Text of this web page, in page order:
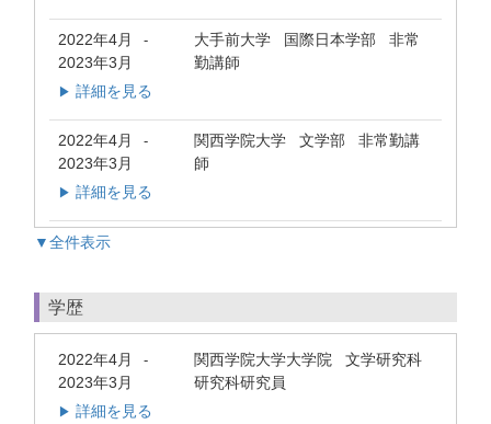
2022年4月 -
2023年3月
大手前大学 国際日本学部 非常
勤講師
▶ 詳細を見る
2022年4月 -
2023年3月
関西学院大学 文学部 非常勤講
師
▶ 詳細を見る
▼全件表示
学歴
2022年4月 -
2023年3月
関西学院大学大学院 文学研究科
研究科研究員
▶ 詳細を見る